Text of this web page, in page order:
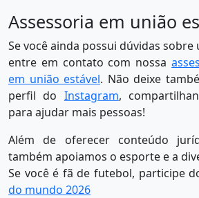
Assessoria em união
Se você ainda possui dúvidas sobre
entre em contato com nossa
em união estável. Não deixe
perfil do Instagram,
para ajudar mais pessoas!
Além de oferecer conteúdo
também apoiamos o esporte e a
Se você é fã de futebol, participe
do mundo 2026